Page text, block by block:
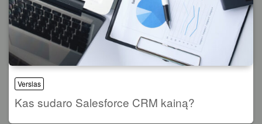
Verslas
Kas sudaro Salesforce CRM kainą?